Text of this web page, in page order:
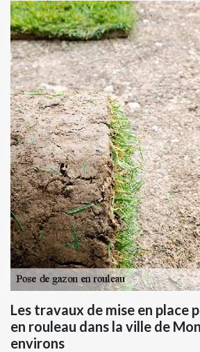
Les travaux de mise en place
en rouleau dans la ville de
environs